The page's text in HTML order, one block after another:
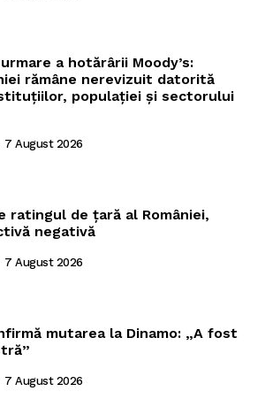
a hotărârii Moody’s:
rămâne nerevizuit datorită
populației și sectorului
7 August 2026
ratingul de țară al României,
negativă
7 August 2026
mutarea la Dinamo: „A fost
7 August 2026